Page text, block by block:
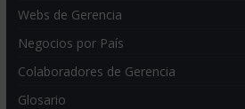
Webs de Gerencia
Negocios por País
Colaboradores de Gerencia
Glosario